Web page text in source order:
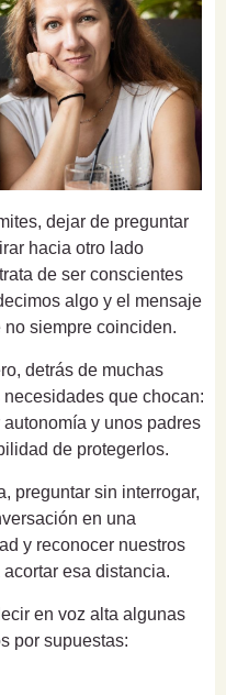
dejar de preguntar
hacia otro lado
de ser conscientes
algo y el mensaje
siempre coinciden.
detrás de muchas
que chocan:
y unos padres
de protegerlos.
preguntar sin interrogar,
en una
y reconocer nuestros
esa distancia.
en voz alta algunas
por supuestas: